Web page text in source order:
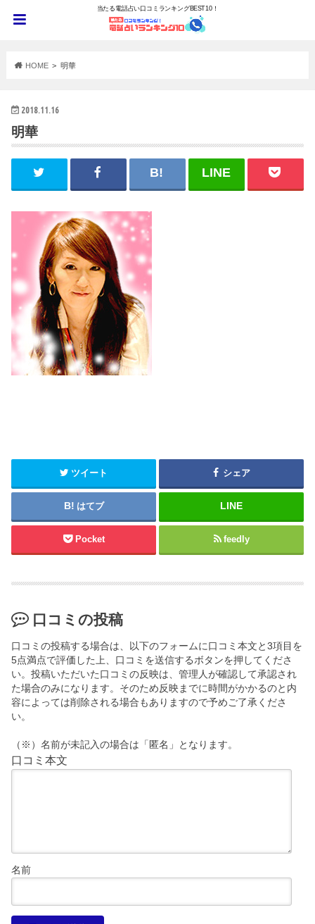
当たる電話占い口コミランキングBEST10！
HOME 明華
2018.11.16
明華
ツイート シェア
はてブ
Pocket feedly
口コミの投稿
口コミの投稿する場合は、以下のフォームに口コミ本文と3項目を
5点満点で評価した上、口コミを送信するボタンを押してくださ
い。投稿いただいた口コミの反映は、管理人が確認して承認され
た場合のみになります。そのため反映までに時間がかかるのと内
容によっては削除される場合もありますので予めご了承くださ
い。
（※）名前が未記入の場合は「匿名」となります。
口コミ本文
名前